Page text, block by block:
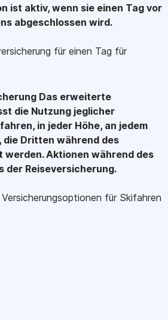
ist aktiv, wenn sie einen Tag vor
abgeschlossen wird.
für einen Tag für
Das erweiterte
die Nutzung jeglicher
in jeder Höhe, an jedem
die Dritten während des
werden. Aktionen während des
der Reiseversicherung.
für Skifahren